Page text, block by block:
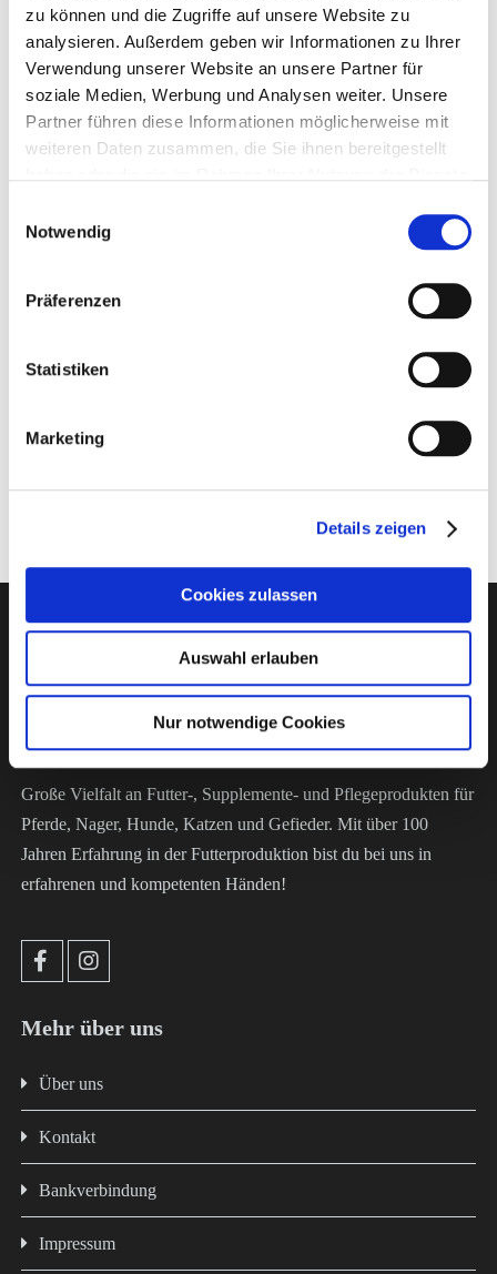
zu können und die Zugriffe auf unsere Website zu
analysieren. Außerdem geben wir Informationen zu Ihrer
Verwendung unserer Website an unsere Partner für
soziale Medien, Werbung und Analysen weiter. Unsere
Partner führen diese Informationen möglicherweise mit
weiteren Daten zusammen, die Sie ihnen bereitgestellt
Notwendig
Präferenzen
Statistiken
Marketing
Details zeigen
Cookies zulassen
Auswahl erlauben
Nur notwendige Cookies
Melden Sie sich jetzt für unseren Newsletter an
Erhalten Sie aktuelle Informationen zu unseren
Sonderangeboten und zu neuen Produkten
Hier anmelden
Analytische Bestandteile: 16,9% Rohprotein, 3,8% Rohfett,
Zusammensetzung
Herstellerinformation
Große Vielfalt an Futter-, Supplemente- und Pflegeprodukten für
Pferde, Nager, Hunde, Katzen und Gefieder. Mit über 100
Jahren Erfahrung in der Futterproduktion bist du bei uns in
erfahrenen und kompetenten Händen!
Mehr über uns
Über uns
Kontakt
Bankverbindung
Impressum